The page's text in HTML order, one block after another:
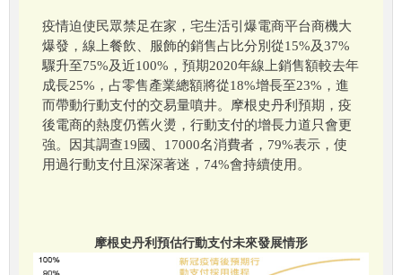
疫情迫使民眾禁足在家，宅生活引爆電商平台商機大
爆發，線上餐飲、服飾的銷售占比分別從15%及37%
驟升至75%及近100%，預期2020年線上銷售額較去年
成長25%，占零售產業總額將從18%增長至23%，進
而帶動行動支付的交易量噴井。摩根史丹利預期，疫
後電商的熱度仍舊火燙，行動支付的增長力道只會更
強。因其調查19國、17000名消費者，79%表示，使
用過行動支付且深深著迷，74%會持續使用。
摩根史丹利預估行動支付未來發展情形